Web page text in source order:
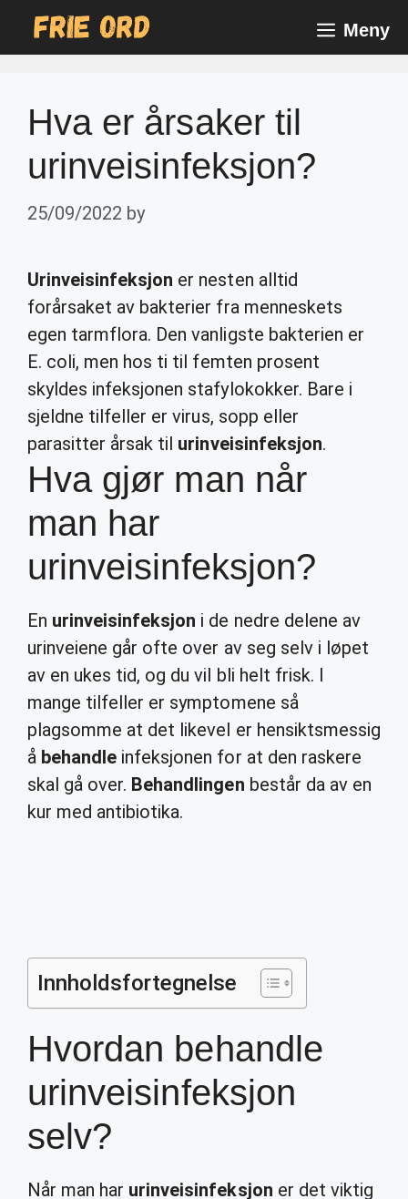
Meny
Hva er årsaker til
urinveisinfeksjon?
25/09/2022 by
Urinveisinfeksjon er nesten alltid
forårsaket av bakterier fra menneskets
egen tarmflora. Den vanligste bakterien er
E. coli, men hos ti til femten prosent
skyldes infeksjonen stafylokokker. Bare i
sjeldne tilfeller er virus, sopp eller
parasitter årsak til urinveisinfeksjon.
Hva gjør man når
man har
urinveisinfeksjon?
En urinveisinfeksjon i de nedre delene av
urinveiene går ofte over av seg selv i løpet
av en ukes tid, og du vil bli helt frisk. I
mange tilfeller er symptomene så
plagsomme at det likevel er hensiktsmessig
å behandle infeksjonen for at den raskere
skal gå over. Behandlingen består da av en
kur med antibiotika.
Innholdsfortegnelse
Hvordan behandle
urinveisinfeksjon
selv?
Når man har urinveisinfeksjon er det viktig